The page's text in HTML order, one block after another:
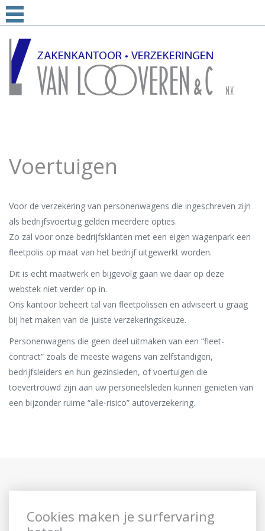
Voertuigen
Voor de verzekering van personenwagens die ingeschreven zijn
als bedrijfsvoertuig gelden meerdere opties.
Zo zal voor onze bedrijfsklanten met een eigen wagenpark een
fleetpolis op maat van het bedrijf uitgewerkt worden.
Dit is echt maatwerk en bijgevolg gaan we daar op deze
webstek niet verder op in.
Ons kantoor beheert tal van fleetpolissen en adviseert u graag
bij het maken van de juiste verzekeringskeuze.
Personenwagens die geen deel uitmaken van een “fleet-
contract” zoals de meeste wagens van zelfstandigen,
bedrijfsleiders en hun gezinsleden, of voertuigen die
toevertrouwd zijn aan uw personeelsleden kunnen genieten van
een bijzonder ruime “alle-risico” autoverzekering.
Cookies maken je surfervaring